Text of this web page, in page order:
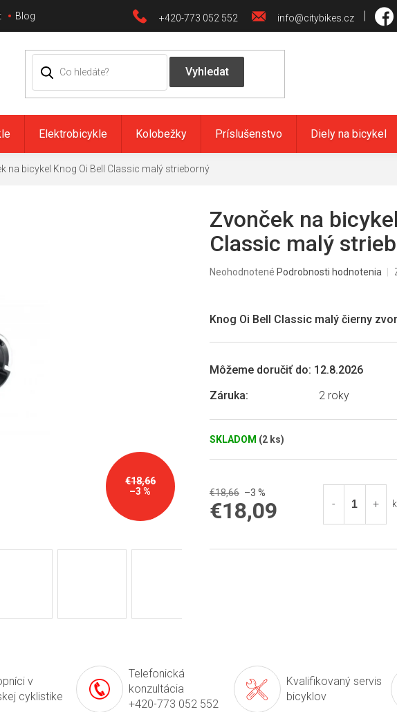
+420-773 052 552 info@citybikes.cz
Blog
Elektrobicykle Kolobežky Príslušenstvo Diely na bicykel
na bicykel Knog Oi Bell Classic malý strieborný
€18,66
–3 %
SKLADOM (2 ks)
Môžeme doručiť do: 12.8.2026
Záruka: 2 roky
Knog Oi Bell Classic malý čierny
Zvonček na
Classic malý
Priemerné
0,0
5
Neohodnotené Podrobnosti hodnotenia
€18,66 –3 %
€18,09
v
cyklistike
Telefonická
konzultácia
+420-773 052 552
Kvalifikovaný servis
bicyklov